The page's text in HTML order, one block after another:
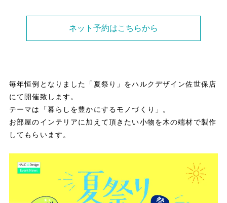
ネット予約はこちらから
毎年恒例となりました「夏祭り」をハルクデザイン佐世保店
にて開催致します。
テーマは「暮らしを豊かにするモノづくり」。
お部屋のインテリアに加えて頂きたい小物を木の端材で製作
してもらいます。